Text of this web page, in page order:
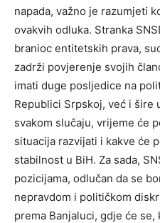
napada, važno je razumjeti
ovakvih odluka. Stranka
branioc entitetskih prava,
zadrži povjerenje svojih
imati duge posljedice na
Republici Srpskoj, već i šire
svakom slučaju, vrijeme će
situacija razvijati i kakve će
stabilnost u BiH. Za sada,
pozicijama, odlučan da se
nepravdom i političkom
prema Banjaluci, gdje će